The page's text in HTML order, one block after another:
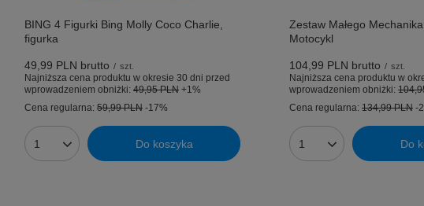
BING 4 Figurki Bing Molly Coco Charlie,
figurka
49,99 PLN brutto / szt.
Najniższa cena produktu w okresie 30 dni przed
wprowadzeniem obniżki: 49,95 PLN +1%
Cena regularna: 59,99 PLN -17%
Ilość produktów Do koszyka
Zestaw Małego
Motocykl
104,99 PLN brutto / szt.
Najniższa cena produktu w
wprowadzeniem obniżki:
Cena regularna: 134,99 PLN -
Ilość produktów Do